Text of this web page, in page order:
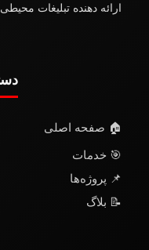
ارائه دهنده تبلیغات
🏠 صفحه اصلی
🎯 خدمات
📌 پروژه‌ها
📝 بلاگ